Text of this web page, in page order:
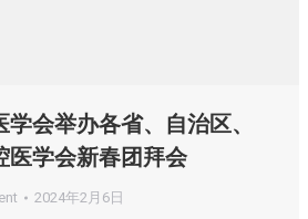
会举办各省、自治区、
医学会新春团拜会
2024年2月6日